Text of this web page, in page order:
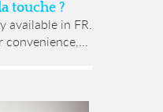
touche ?
available in FR.